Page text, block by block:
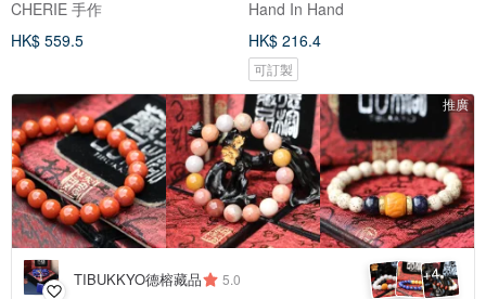
CHERIE 手作
HK$ 559.5
Hand In Hand
HK$ 216.4
可訂製
推廣
TIBUKKYO德榕藏品 5.0 +4